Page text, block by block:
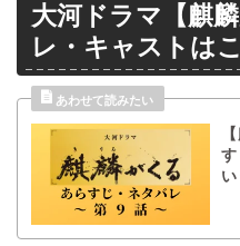
大河ドラマ【麒
レ・キャストは